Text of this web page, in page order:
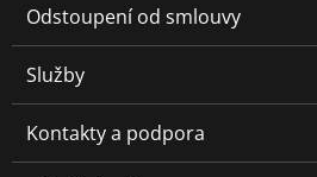
Odstoupení od smlouvy
Služby
Kontakty a podpora